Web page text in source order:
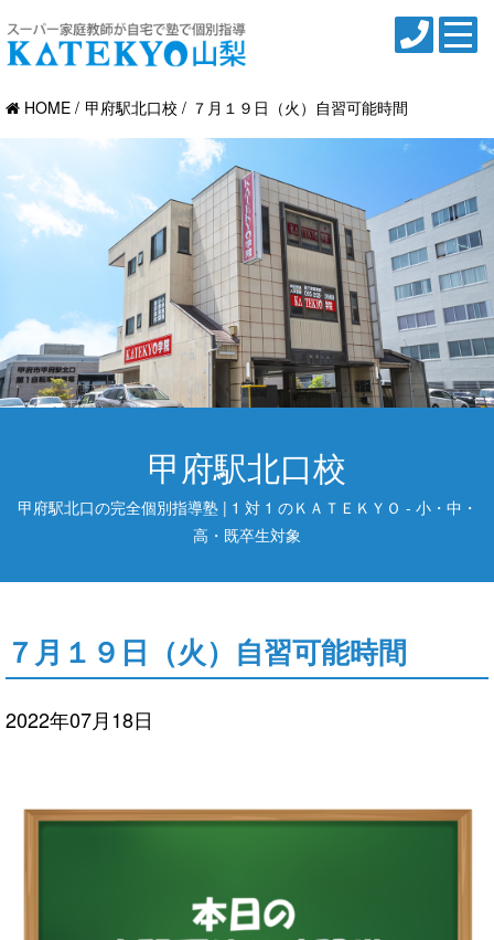
HOME 甲府駅北口校 ７月１９日（火）自習可能時間
甲府駅北口校
甲府駅北口の完全個別指導塾 | 1 対 1 のＫＡＴＥＫＹＯ - 小・中・
高・既卒生対象
７月１９日（火）自習可能時間
2022年07月18日